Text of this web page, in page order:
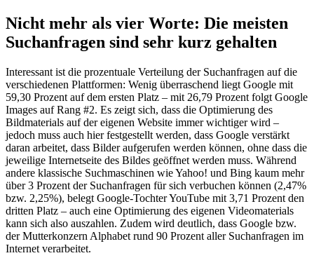
Nicht mehr als vier Worte: Die meisten
Suchanfragen sind sehr kurz gehalten
Interessant ist die prozentuale Verteilung der Suchanfragen auf die
verschiedenen Plattformen: Wenig überraschend liegt Google mit
59,30 Prozent auf dem ersten Platz – mit 26,79 Prozent folgt Google
Images auf Rang #2. Es zeigt sich, dass die Optimierung des
Bildmaterials auf der eigenen Website immer wichtiger wird –
jedoch muss auch hier festgestellt werden, dass Google verstärkt
daran arbeitet, dass Bilder aufgerufen werden können, ohne dass die
jeweilige Internetseite des Bildes geöffnet werden muss. Während
andere klassische Suchmaschinen wie Yahoo! und Bing kaum mehr
über 3 Prozent der Suchanfragen für sich verbuchen können (2,47%
bzw. 2,25%), belegt Google-Tochter YouTube mit 3,71 Prozent den
dritten Platz – auch eine Optimierung des eigenen Videomaterials
kann sich also auszahlen. Zudem wird deutlich, dass Google bzw.
der Mutterkonzern Alphabet rund 90 Prozent aller Suchanfragen im
Internet verarbeitet.